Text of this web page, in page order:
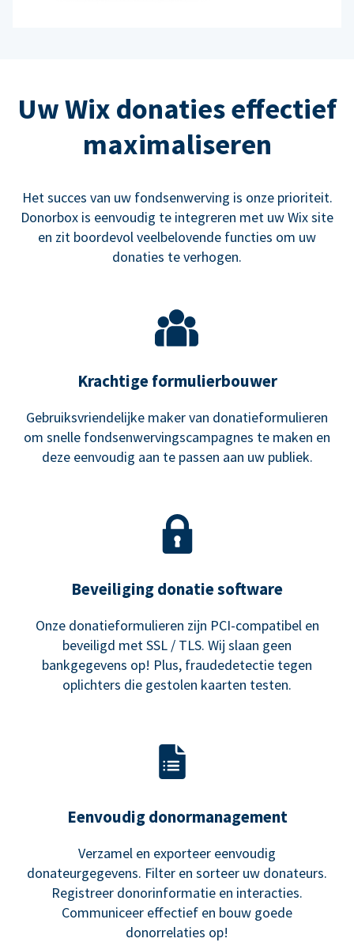
Uw Wix donaties effectief
maximaliseren
Het succes van uw fondsenwerving is onze prioriteit.
Donorbox is eenvoudig te integreren met uw Wix site
en zit boordevol veelbelovende functies om uw
donaties te verhogen.
Krachtige formulierbouwer
Gebruiksvriendelijke maker van donatieformulieren
om snelle fondsenwervingscampagnes te maken en
deze eenvoudig aan te passen aan uw publiek.
Beveiliging donatie software
Onze donatieformulieren zijn PCI-compatibel en
beveiligd met SSL / TLS. Wij slaan geen
bankgegevens op! Plus, fraudedetectie tegen
oplichters die gestolen kaarten testen.
Eenvoudig donormanagement
Verzamel en exporteer eenvoudig
donateurgegevens. Filter en sorteer uw donateurs.
Registreer donorinformatie en interacties.
Communiceer effectief en bouw goede
donorrelaties op!